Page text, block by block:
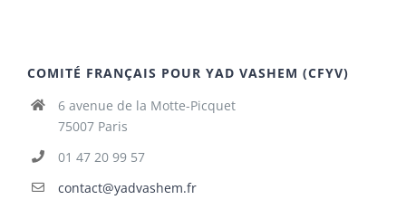
COMITÉ FRANÇAIS POUR YAD VASHEM (CFYV)
6 avenue de la Motte-Picquet
75007 Paris
01 47 20 99 57
contact@yadvashem.fr